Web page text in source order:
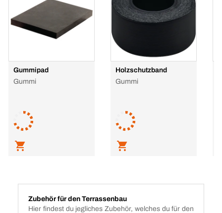
Gummipad
Gummi
Holzschutzband
Gummi
Zubehör für den Terrassenbau
Hier findest du jegliches Zubehör, welches du für den